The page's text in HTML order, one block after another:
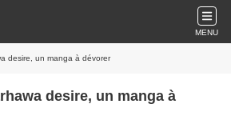
MENU
desire, un manga à dévorer
desire, un manga à